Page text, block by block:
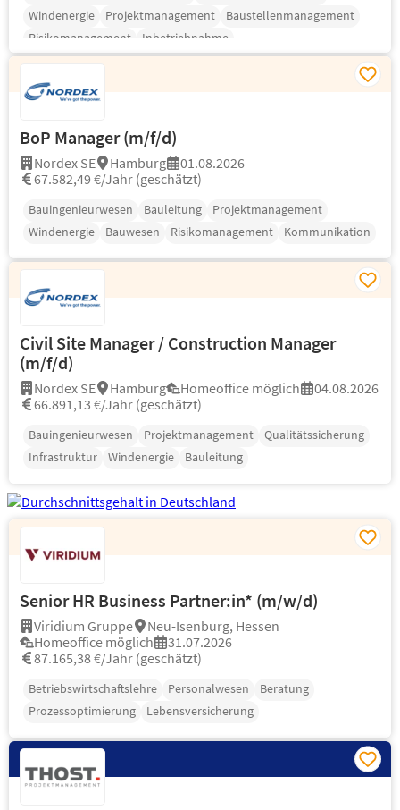
Windenergie
Projektmanagement
Baustellenmanagement
Risikomanagement
Inbetriebnahme
BoP Manager (m/f/d)
Nordex SE Hamburg
01.08.2026
67.582,49 €/Jahr (geschätzt)
Bauingenieurwesen Bauleitung
Projektmanagement
Windenergie
Bauwesen Risikomanagement Kommunikation
Civil Site Manager / Construction Manager
(m/f/d)
Nordex SE Hamburg Homeoffice möglich
04.08.2026
66.891,13 €/Jahr (geschätzt)
Bauingenieurwesen Projektmanagement
Qualitätssicherung
Infrastruktur
Windenergie Bauleitung
Senior HR Business Partner:in* (m/w/d)
Viridium Gruppe
Neu-Isenburg, Hessen
Homeoffice möglich
31.07.2026
87.165,38 €/Jahr (geschätzt)
Betriebswirtschaftslehre Personalwesen
Beratung
Prozessoptimierung
Lebensversicherung